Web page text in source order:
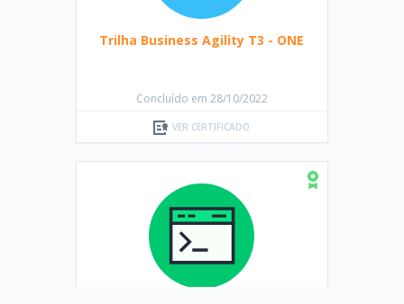
Trilha Business Agility T3 - ONE
Concluído em 28/10/2022
VER CERTIFICADO